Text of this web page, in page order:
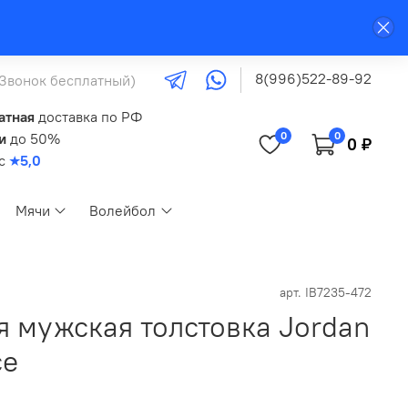
бесплатный) 8(996)522-89-92
доставка по РФ
до 50%
★5,0
0 0 0 ₽
Мячи Волейбол
арт. IB7235-472
мужская толстовка Jordan